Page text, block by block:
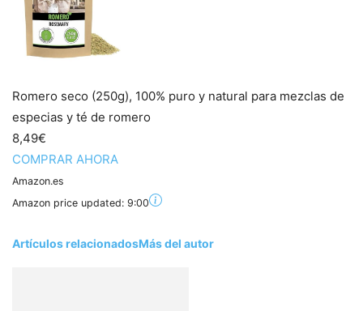
Romero seco (250g), 100% puro y natural para mezclas de
especias y té de romero
8,49€
COMPRAR AHORA
Amazon.es
Amazon price updated: 9:00
Artículos relacionadosMás del autor